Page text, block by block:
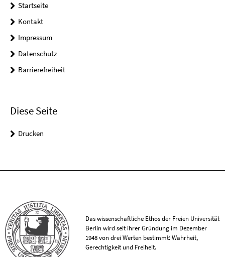
Startseite
Kontakt
Impressum
Datenschutz
Barrierefreiheit
Diese Seite
Drucken
Das wissenschaftliche Ethos der Freien Universität
Berlin wird seit ihrer Gründung im Dezember
1948 von drei Werten bestimmt: Wahrheit,
Gerechtigkeit und Freiheit.